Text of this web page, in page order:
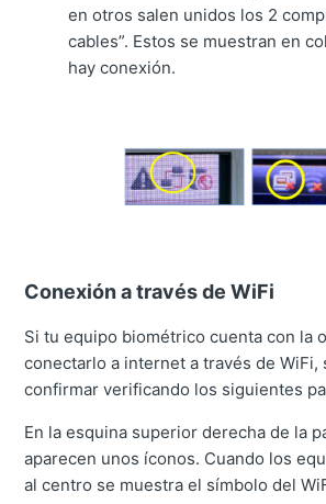
en otros salen unidos los 2
cables”. Estos se muestran en
hay conexión.
Conexión a través de WiFi
Si tu equipo biométrico cuenta con la
conectarlo a internet a través de WiFi,
confirmar verificando los siguientes
En la esquina superior derecha de la
aparecen unos íconos. Cuando los
al centro se muestra el símbolo del